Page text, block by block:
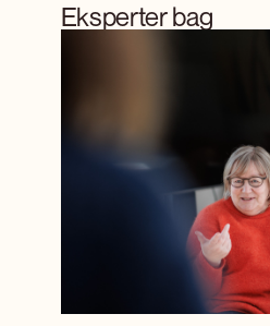
Eksperter bag